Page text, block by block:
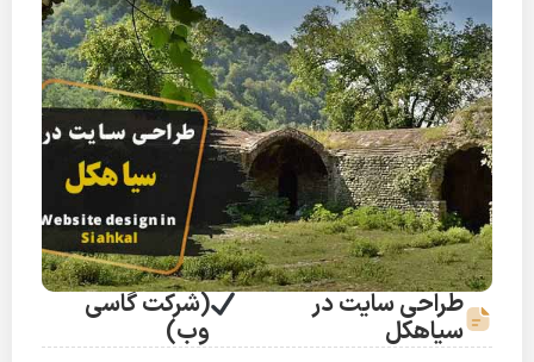
طراحی سایت در
سیاهکل
(شرکت گاسی
وب)